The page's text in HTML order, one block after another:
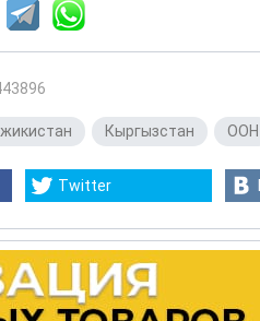
Кыргызстан ООН
Twitter